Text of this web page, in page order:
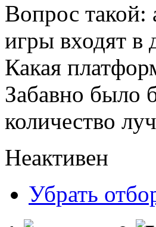
Вопрос такой:
игры входят в
Какая
Забавно было
количество
Неактивен
Убрать